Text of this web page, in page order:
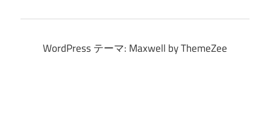
WordPress テーマ: Maxwell by ThemeZee